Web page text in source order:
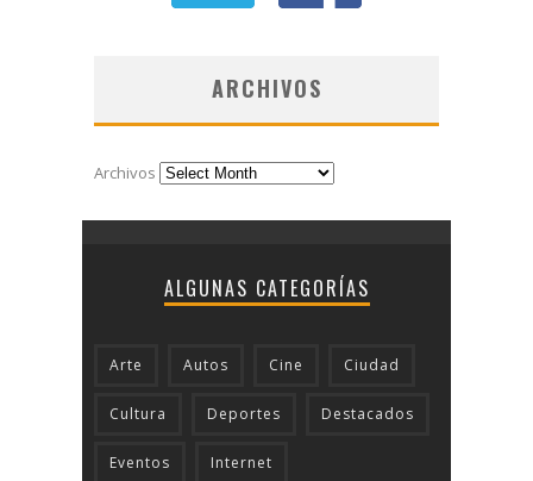
ARCHIVOS
Archivos
ALGUNAS CATEGORÍAS
Arte Autos Cine Ciudad
Cultura Deportes Destacados
Eventos Internet